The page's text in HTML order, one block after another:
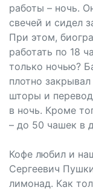
работы – ночь.
свечей и сидел
При этом,
работать по 18
только ночью?
плотно
шторы и
в ночь. Кроме
– до 50 чашек в
Кофе любил и
Сергеевич
лимонад. Как